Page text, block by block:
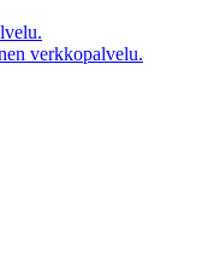
verkkopalvelu.